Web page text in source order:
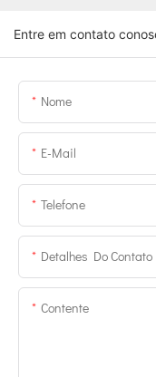
Entre em contato
Nome
E-Mail
Telefone
Detalhes Do Contato
Contente